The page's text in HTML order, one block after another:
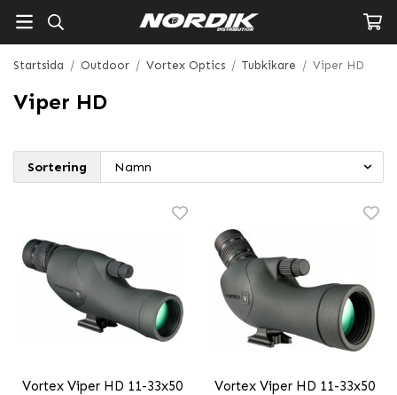
Startsida / Outdoor / Vortex Optics / Tubkikare / Viper HD
Viper HD
Sortering
Vortex Viper HD 11-33x50
Vortex Viper HD 11-33x50